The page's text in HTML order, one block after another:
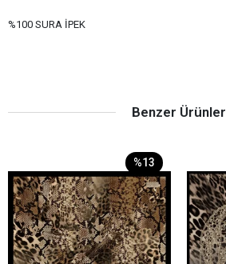
%100 SURA İPEK
Benzer Ürünler
%13